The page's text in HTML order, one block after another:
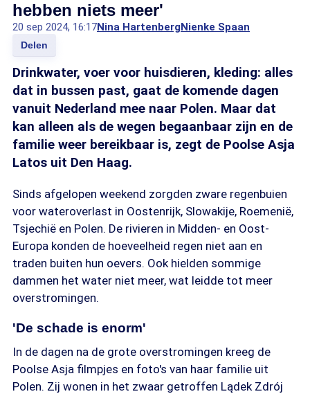
hebben niets meer'
20 sep 2024, 16:17Nina HartenbergNienke Spaan
Delen
Drinkwater, voer voor huisdieren, kleding: alles
dat in bussen past, gaat de komende dagen
vanuit Nederland mee naar Polen. Maar dat
kan alleen als de wegen begaanbaar zijn en de
familie weer bereikbaar is, zegt de Poolse Asja
Latos uit Den Haag.
Sinds afgelopen weekend zorgden zware regenbuien
voor wateroverlast in Oostenrijk, Slowakije, Roemenië,
Tsjechië en Polen. De rivieren in Midden- en Oost-
Europa konden de hoeveelheid regen niet aan en
traden buiten hun oevers. Ook hielden sommige
dammen het water niet meer, wat leidde tot meer
overstromingen.
'De schade is enorm'
In de dagen na de grote overstromingen kreeg de
Poolse Asja filmpjes en foto's van haar familie uit
Polen. Zij wonen in het zwaar getroffen Lądek Zdrój